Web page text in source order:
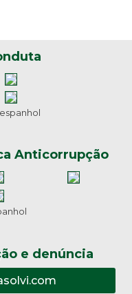
Anticorrupção
e denúncia